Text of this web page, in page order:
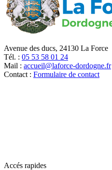
Avenue des ducs, 24130 La Force
Tél. : 05 53 58 01 24
Mail : accueil@laforce-dordogne.fr
Contact : Formulaire de contact
Accés rapides